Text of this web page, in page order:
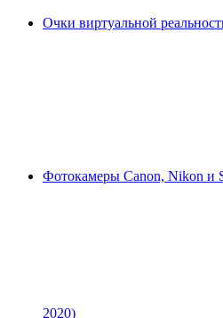
Очки виртуальной
Фотокамеры Canon, Nikon и
2020)